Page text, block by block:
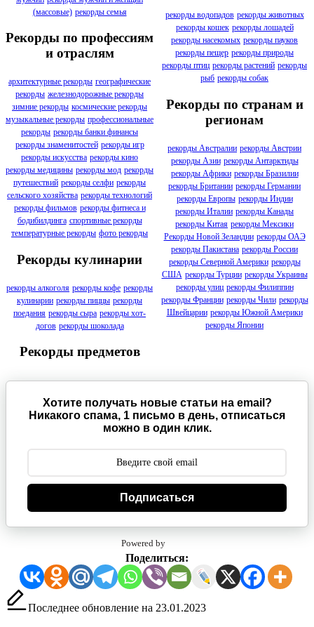
(массовые) рекорды семья
Рекорды по профессиям
и отраслям
архитектурные рекорды географические
рекорды железнодорожные рекорды
зимние рекорды космические рекорды
музыкальные рекорды профессиональные
рекорды рекорды банки финансы
рекорды знаменитостей рекорды игр
рекорды искусства рекорды кино
рекорды медицины рекорды мод рекорды
путешествий рекорды селфи рекорды
сельского хозяйства рекорды технологий
рекорды фильмов рекорды фитнеса и
бодибилдинга спортивные рекорды
температурные рекорды фото рекорды
Рекорды кулинарии
рекорды алкоголя рекорды кофе рекорды
кулинарии рекорды пиццы рекорды
поедания рекорды сыра рекорды хот-
догов рекорды шоколада
Рекорды предметов
рекорды водопадов рекорды животных
рекорды кошек рекорды лошадей
рекорды насекомых рекорды пауков
рекорды пещер рекорды природы
рекорды птиц рекорды растений рекорды
рыб рекорды собак
Рекорды по странам и
регионам
рекорды Австралии рекорды Австрии
рекорды Азии рекорды Антарктиды
рекорды Африки рекорды Бразилии
рекорды Британии рекорды Германии
рекорды Европы рекорды Индии
рекорды Италии рекорды Канады
рекорды Китая рекорды Мексики
Рекорды Новой Зеландии рекорды ОАЭ
рекорды Пакистана рекорды России
рекорды Северной Америки рекорды
США рекорды Турции рекорды Украины
рекорды улиц рекорды Филиппин
рекорды Франции рекорды Чили рекорды
Швейцарии рекорды Южной Америки
рекорды Японии
Хотите получать новые статьи на email?
Никакого спама, 1 письмо в день, отписаться
можно в один клик.
Подписаться
Powered by
Поделиться:
Последнее обновление на 23.01.2023